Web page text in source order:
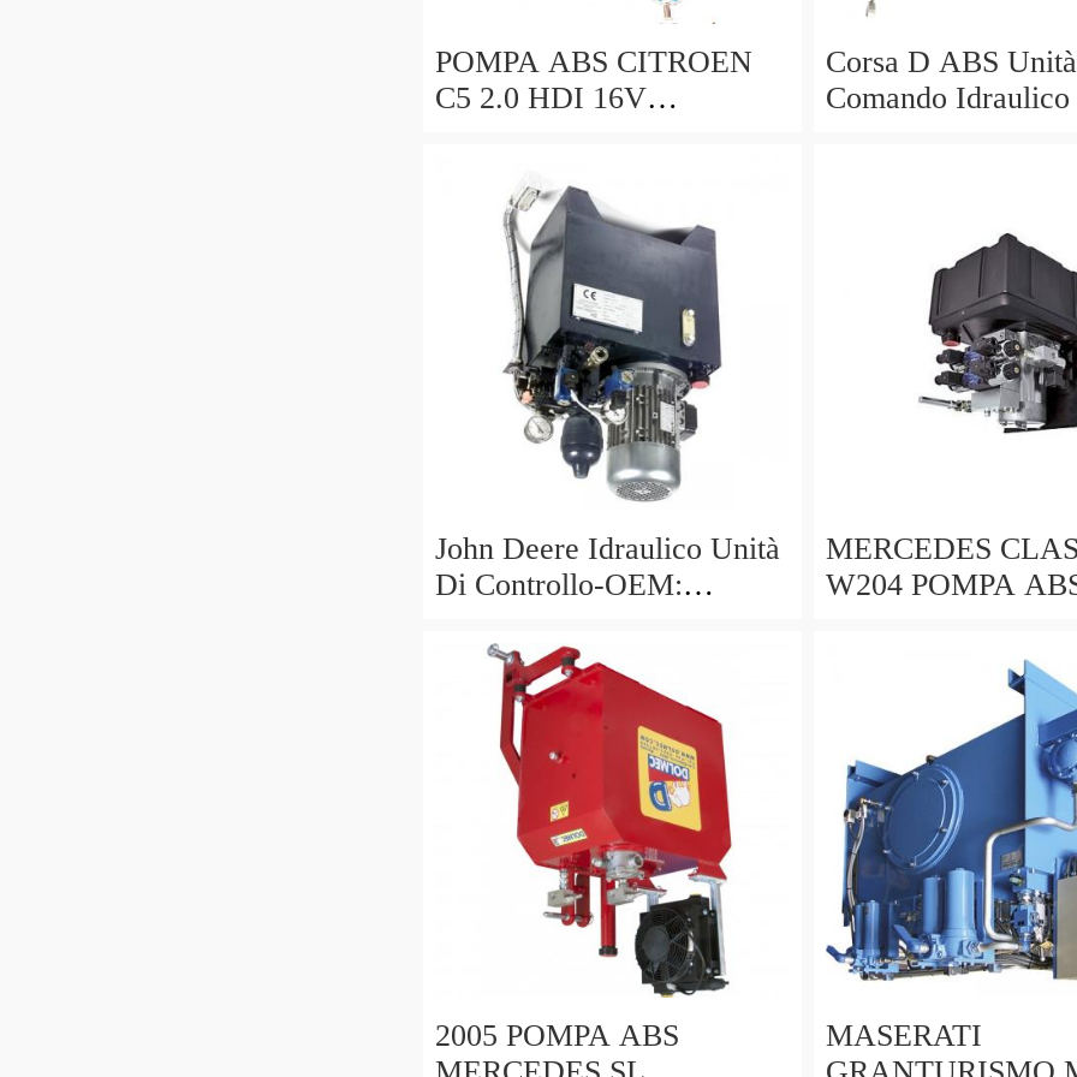
POMPA ABS CITROEN
C5 2.0 HDI 16V
Corsa D ABS
Comando Idraulico
John Deere Idraulico Unità
Di Controllo-OEM:
AL26987, AT29022
MERCEDES
W204 POMPA
A2044313912
0321.4 DE ESP
2005 POMPA ABS
MASERATI